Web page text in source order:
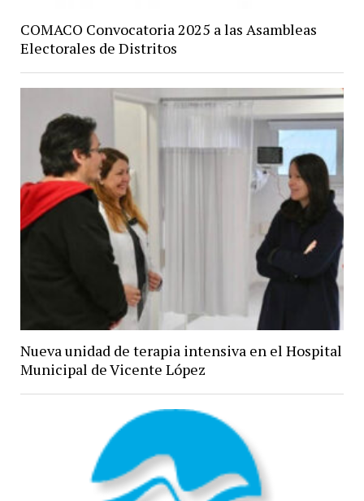
COMACO Convocatoria 2025 a las Asambleas
Electorales de Distritos
Nueva unidad de terapia intensiva en el Hospital
Municipal de Vicente López